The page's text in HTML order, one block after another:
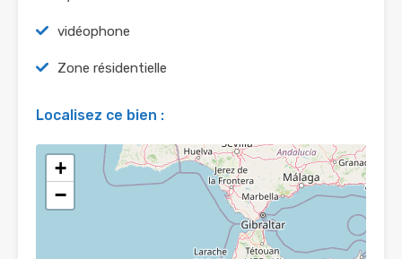
vidéophone
Zone résidentielle
Localisez ce bien :
+
−